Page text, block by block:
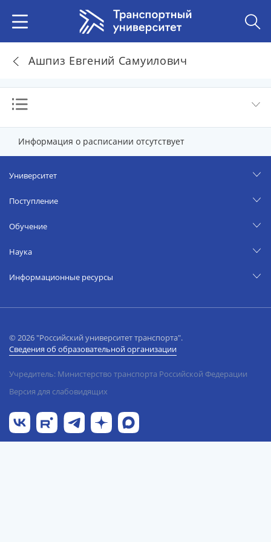
Ашпиз Евгений Самуилович
Информация о расписании отсутствует
Университет
Поступление
Обучение
Наука
Информационные ресурсы
© 2026 "Российский университет транспорта".
Сведения об образовательной организации
Учредитель: Министерство транспорта Российской Федерации
Версия для слабовидящих